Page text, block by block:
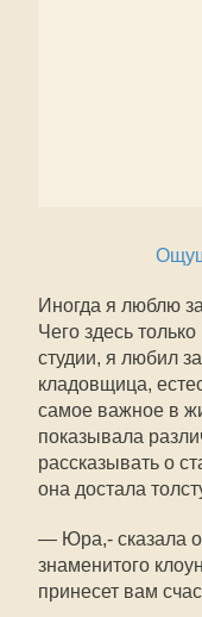
Иногда я люблю
Чего здесь
студии, я любил
кладовщица,
самое важное в
показывала
рассказывать о
она достала
— Юра,- сказала
знаменитого
принесет вам